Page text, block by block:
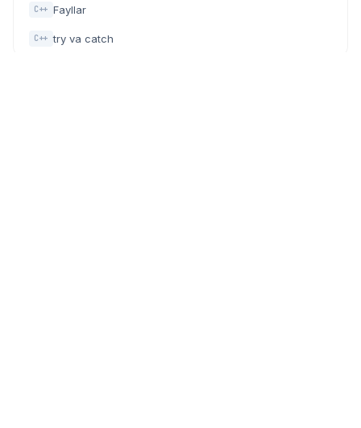
C++ Fayllar
C++ try va catch